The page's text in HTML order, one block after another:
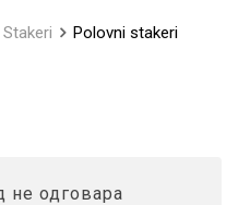
Stakeri Polovni stakeri
не одговара